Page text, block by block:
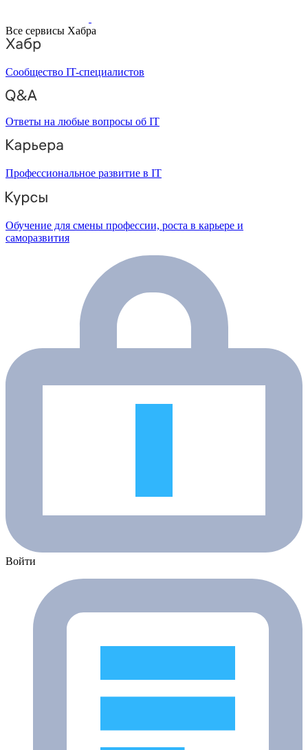
Все сервисы Хабра
Сообщество IT-специалистов
Ответы на любые вопросы об IT
Профессиональное развитие в IT
Обучение для смены профессии, роста в карьере и
саморазвития
Войти